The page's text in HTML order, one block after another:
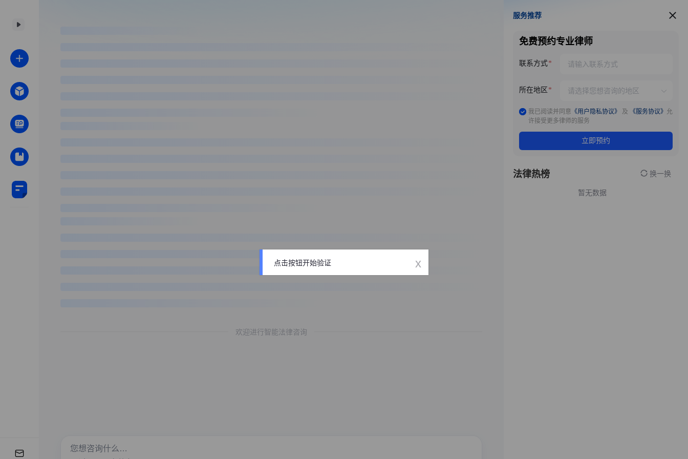
欢迎进行智能法律咨询
服务推荐
服务推荐
免费预约专业律师
联系方式
所在地区
我已阅读并同意 《用户隐私协议》 及 《服务协议》 允
许接受更多律师的服务
立即预约
法律热榜 换一换
暂无数据
点击按钮开始验证 x